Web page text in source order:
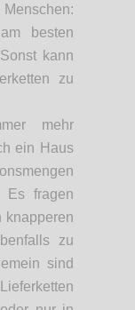
besten
kann
zu
mehr
ein Haus
Es fragen
knapperen
zu
sind